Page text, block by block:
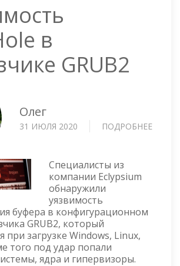
в
GRUB2
Олег
31 ИЮЛЯ 2020 ПОДРОБНЕЕ
Специалисты из
компании Eclypsium
обнаружили
уязвимость
буфера в конфигурационном
GRUB2, который
при загрузке Windows, Linux,
того под удар попали
ядра и гипервизоры.